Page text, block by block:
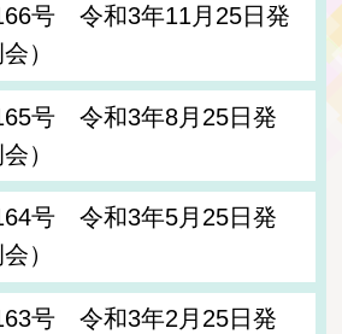
号 令和3年11月25日発
）
号 令和3年8月25日発
）
号 令和3年5月25日発
）
号 令和3年2月25日発